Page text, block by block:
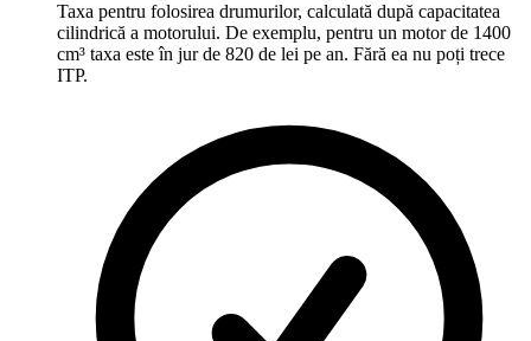
Taxa pentru folosirea drumurilor, calculată după capacitatea
cilindrică a motorului. De exemplu, pentru un motor de 1400
cm³ taxa este în jur de 820 de lei pe an. Fără ea nu poți trece
ITP.